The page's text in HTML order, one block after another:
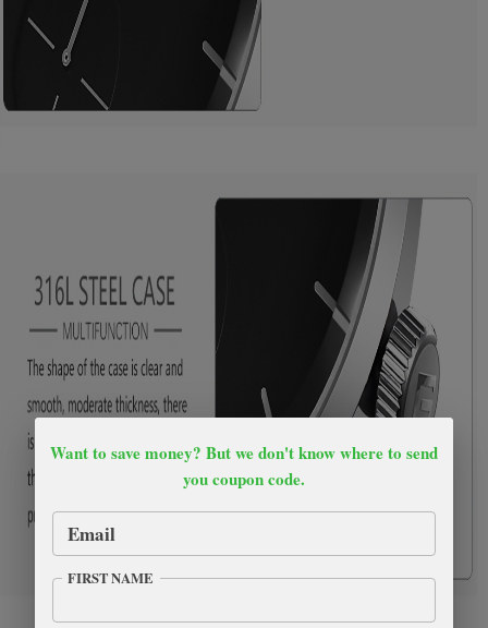
Want to save money? But we don't know where to send
you coupon code.
Email
FIRST NAME